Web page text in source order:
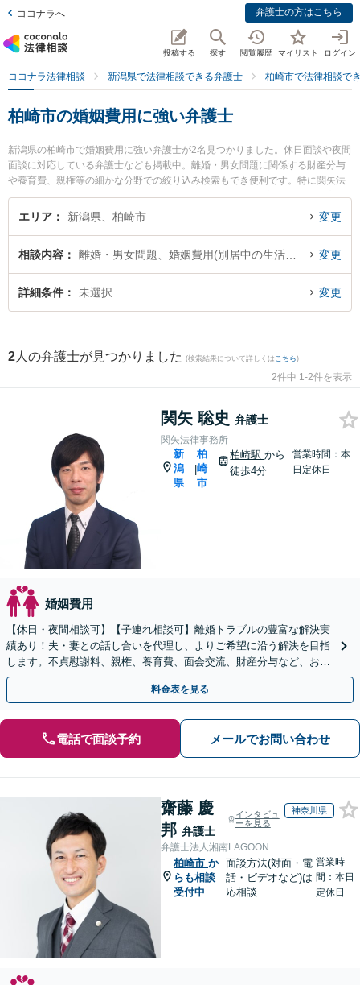
ココナラへ 弁護士の方はこちら
投稿する 探す 閲覧履歴 マイリスト ログイン
ココナラ法律相談 新潟県で法律相談できる弁護士 柏崎市で法律相談で
柏崎市の婚姻費用に強い弁護士
新潟県の柏崎市で婚姻費用に強い弁護士が2名見つかりました。休日面談や夜間
面談に対応している弁護士なども掲載中。離婚・男女問題に関係する財産分与
や養育費、親権等の細かな分野での絞り込み検索もでき便利です。特に関矢法
律事務所の関矢 聡史弁護士や柏崎きぼう法律事務所の田才 淳一弁護士のプロフ
ィール情報や弁護士費用、強みなどが注目されています。『柏崎市で土日や夜
姻費用を法律相談できる柏崎市内の弁護士に相談予約したい』などでお困りの
相談者さんにおすすめです。
エリア 新潟県、柏崎市 変更
相談内容 変更
詳細条件 未選択 変更
2 人の弁護士が見つかりました (検索結果について詳しくは こちら)
2件中 1-2件を表示
関矢 聡史 弁護士
関矢法律事務所
新
潟
県
|
柏
崎
市
柏崎駅から
徒歩4分
営業時間：本
日定休日
婚姻費用
【休日・夜間相談可】【子連れ相談可】離婚トラブルの豊富な解決実
績あり！夫・妻との話し合いを代理し、よりご希望に沿う解決を目指
します。不貞慰謝料、親権、養育費、面会交流、財産分与など、お気
軽にご相談ください【柏崎駅4分】【弁護士歴10年以上】
料金表を見る
電話で面談予約 メールでお問い合わせ
齋藤 慶
邦 弁護士
インタビュ
ーを見る
神奈川県
弁護士法人湘南LAGOON
柏崎市 か
らも相談
受付中
面談方法(対面・電
話・ビデオなど)は
応相談
営業時
間：本日
定休日